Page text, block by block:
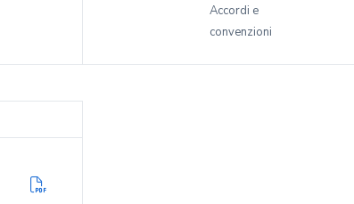
Accordi e
convenzioni